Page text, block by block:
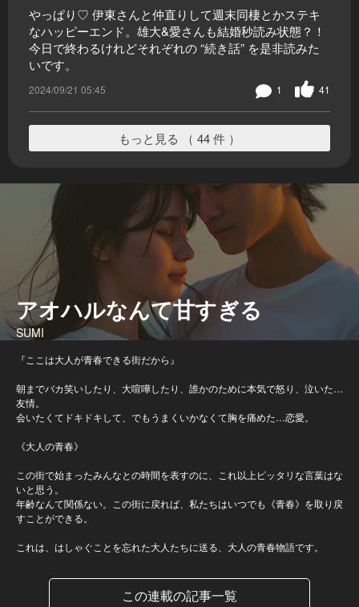
やっぱり♡ 伊東さんと仲直りして週末同棲とかステキ
なハッピーエンド。雄大&愛さんも結婚秒読み状態？！
今日で終わるけれどそれぞれの “続き話” を是非読みた
いです。
2024/09/21 05:45 41
1
もっと見る （ 44 件 ）
アオハルなんて甘すぎる
SUMI
『ここは大人が青春できる街だから』
朝までバカ笑いしたり、大喧嘩したり、誰かのために本気で怒り、泣いた…
友情。
会いたくてドキドキして、でもうまくいかなくて胸を痛めた…恋愛。
《大人の青春》
この街で始まったみんなとの時間を表すのに、これ以上ピッタリな言葉はな
いと思う。
年齢なんて関係ない。この街に戻れば、私たちはいつでも《青春》を取り戻
すことができる。
これは、はしゃぐことを忘れた大人たちに送る、大人の青春物語です。
この連載の記事一覧